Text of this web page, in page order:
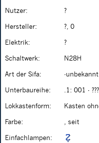
Nutzer: ?
Hersteller: ?, 0
Elektrik: ?
Schaltwerk: N28H
Art der Sifa: -
Unterbaureihe: .1: 001 - ???
Lokkastenform: Kasten
Farbe: , seit
Einfachlampen: